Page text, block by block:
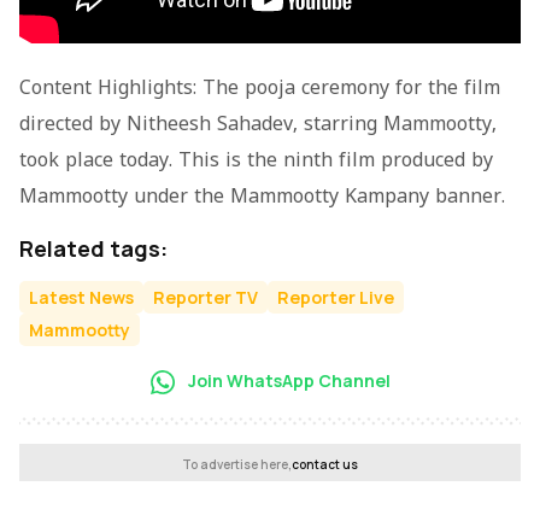
Content Highlights: The pooja ceremony for the film
directed by Nitheesh Sahadev, starring Mammootty,
took place today. This is the ninth film produced by
Mammootty under the Mammootty Kampany banner.
Related tags:
Latest News Reporter TV
Reporter Live
Mammootty
Join WhatsApp Channel
To advertise here,contact us